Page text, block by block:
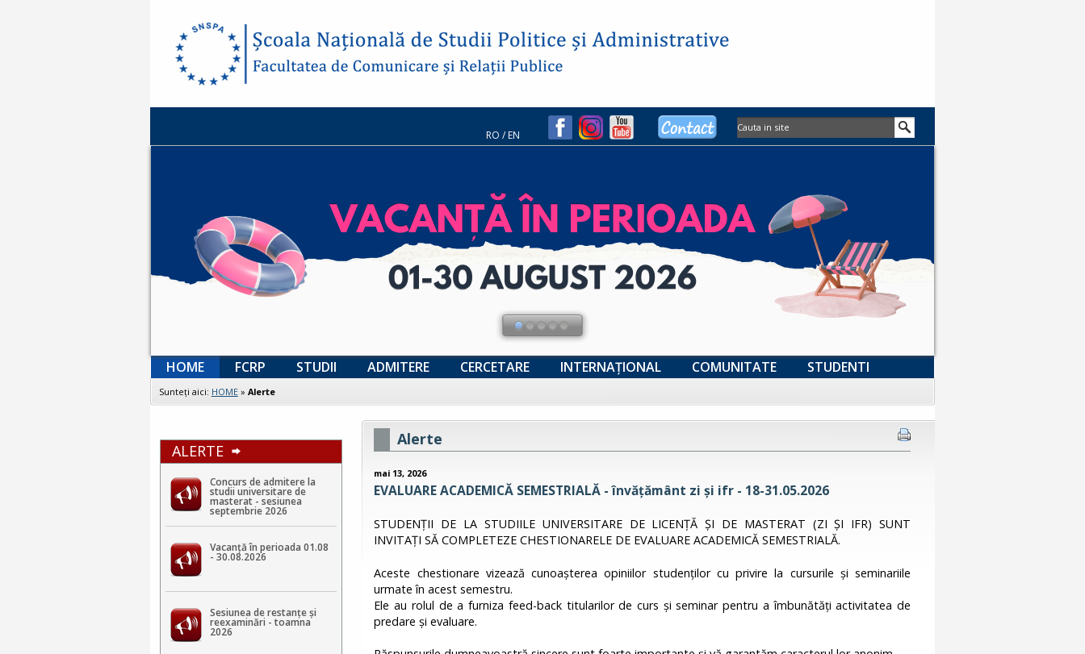
RO /EN
HOME FCRP STUDII ADMITERE CERCETARE INTERNAȚIONAL COMUNITATE STUDENTI
Sunteţi aici: HOME» Alerte
ALERTE
Concurs de admitere la
studii universitare de
masterat - sesiunea
septembrie 2026
Vacanță în perioada 01.08
- 30.08.2026
Sesiunea de restanțe și
reexaminări - toamna
2026
Alerte
mai 13, 2026
EVALUARE ACADEMICĂ SEMESTRIALĂ - învățământ zi și ifr - 18-31.05.2026
STUDENȚII DE LA STUDIILE UNIVERSITARE DE LICENȚĂ ȘI DE MASTERAT (ZI ȘI IFR) SUNT
INVITAȚI SĂ COMPLETEZE CHESTIONARELE DE EVALUARE ACADEMICĂ SEMESTRIALĂ.
Aceste chestionare vizează cunoașterea opiniilor studenților cu privire la cursurile și seminariile
urmate în acest semestru.
Ele au rolul de a furniza feed-back titularilor de curs și seminar pentru a îmbunătăți activitatea de
predare și evaluare.